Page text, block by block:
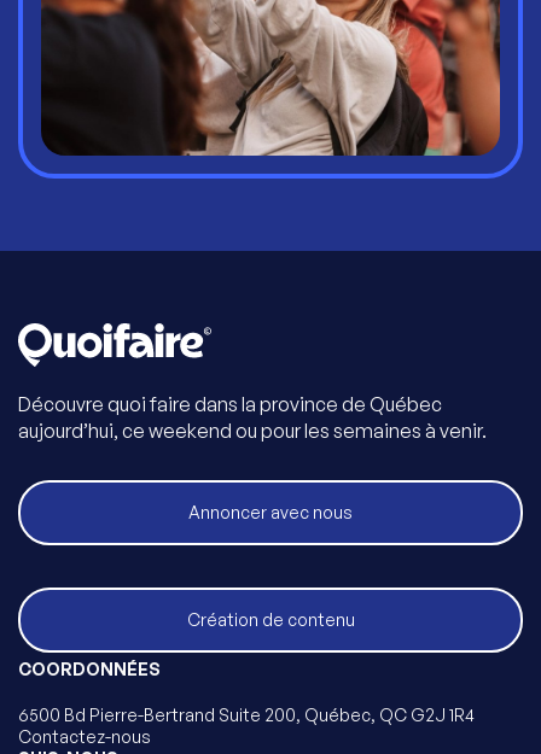
Découvre quoi faire dans la province de Québec
aujourd’hui, ce weekend ou pour les semaines à venir.
Annoncer avec nous
Création de contenu
COORDONNÉES
6500 Bd Pierre-Bertrand Suite 200, Québec, QC G2J 1R4
Contactez-nous